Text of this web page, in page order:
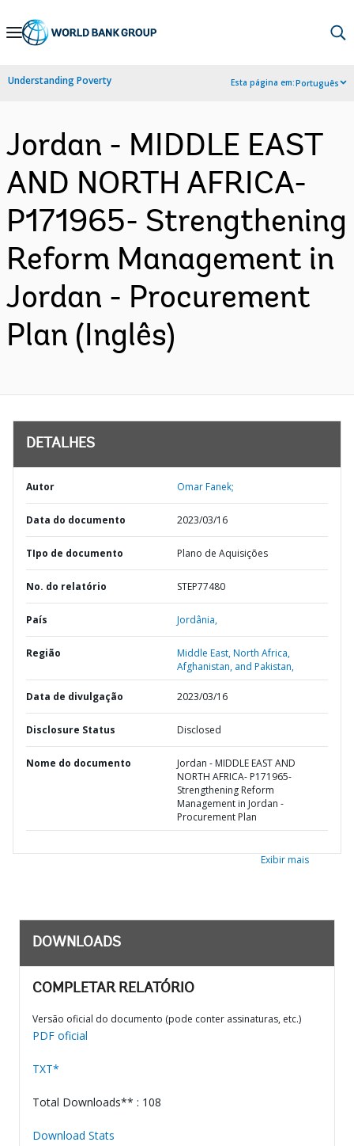
Skip
Navigation
Understanding Poverty Esta página em:Português
Jordan - MIDDLE EAST
AND NORTH AFRICA-
P171965- Strengthening
Reform Management in
Jordan - Procurement
Plan (Inglês)
DETALHES
Autor Omar Fanek;
Data do documento 2023/03/16
TIpo de documento Plano de Aquisições
No. do relatório STEP77480
País Jordânia,
Região
Middle East, North Africa,
Afghanistan, and Pakistan,
Data de divulgação 2023/03/16
Disclosure Status Disclosed
Nome do documento
Jordan - MIDDLE EAST AND
NORTH AFRICA- P171965-
Strengthening Reform
Management in Jordan -
Procurement Plan
Exibir mais
DOWNLOADS
COMPLETAR RELATÓRIO
Versão oficial do documento (pode conter assinaturas, etc.)
PDF oficial
TXT*
Total Downloads** : 108
Download Stats